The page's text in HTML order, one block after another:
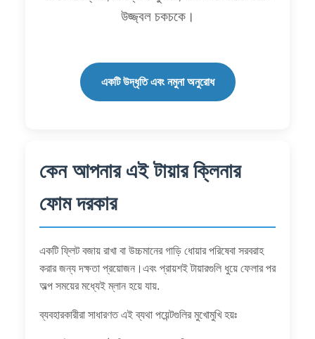
উজ্জ্বল চকচকে।
একটি উদ্ধৃতি এবং নমুনা অনুরোধ
কেন আপনার এই টায়ার ক্লিনার
ফোম দরকার
একটি ফ্লিট বজায় রাখা বা উচ্চমানের গাড়ি ধোয়ার পরিষেবা সরবরাহ
করার জন্য দক্ষতা প্রয়োজন।এবং প্রায়শই টায়ারগুলি ধুয়ে ফেলার পর
অল্প সময়ের মধ্যেই ম্লান হয়ে যায়.
ব্যবহারকারীরা সাধারণত এই ব্যথা পয়েন্টগুলির মুখোমুখি হয়ঃ